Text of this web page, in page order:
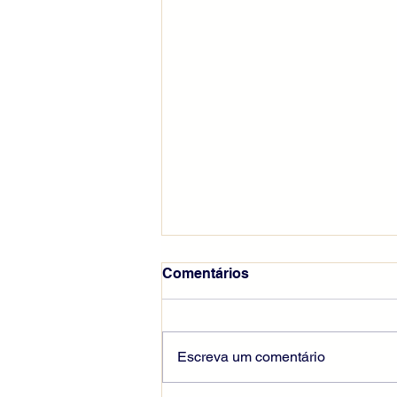
A força humilde da fé
Comentários
Escreva um comentário